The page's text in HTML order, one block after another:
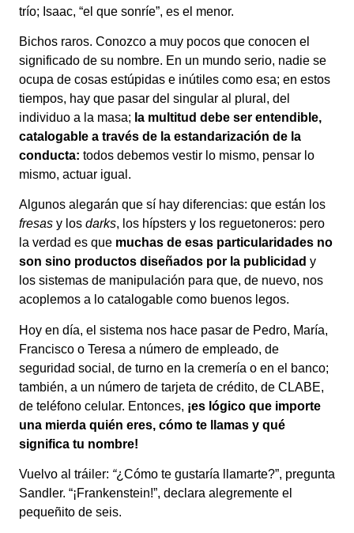
trío; Isaac, “el que sonríe”, es el menor.
Bichos raros. Conozco a muy pocos que conocen el
significado de su nombre. En un mundo serio, nadie se
ocupa de cosas estúpidas e inútiles como esa; en estos
tiempos, hay que pasar del singular al plural, del
individuo a la masa; la multitud debe ser entendible,
catalogable a través de la estandarización de la
conducta: todos debemos vestir lo mismo, pensar lo
mismo, actuar igual.
Algunos alegarán que sí hay diferencias: que están los
fresas y los darks, los hípsters y los reguetoneros: pero
la verdad es que muchas de esas particularidades no
son sino productos diseñados por la publicidad y
los sistemas de manipulación para que, de nuevo, nos
acoplemos a lo catalogable como buenos legos.
Hoy en día, el sistema nos hace pasar de Pedro, María,
Francisco o Teresa a número de empleado, de
seguridad social, de turno en la cremería o en el banco;
también, a un número de tarjeta de crédito, de CLABE,
de teléfono celular. Entonces, ¡es lógico que importe
una mierda quién eres, cómo te llamas y qué
significa tu nombre!
Vuelvo al tráiler: “¿Cómo te gustaría llamarte?”, pregunta
Sandler. “¡Frankenstein!”, declara alegremente el
pequeñito de seis.